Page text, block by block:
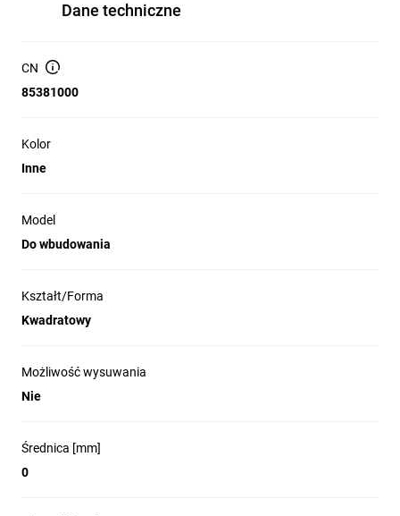
Dane techniczne
CN
85381000
Kolor
Inne
Model
Do wbudowania
Kształt/Forma
Kwadratowy
Możliwość wysuwania
Nie
Średnica [mm]
0